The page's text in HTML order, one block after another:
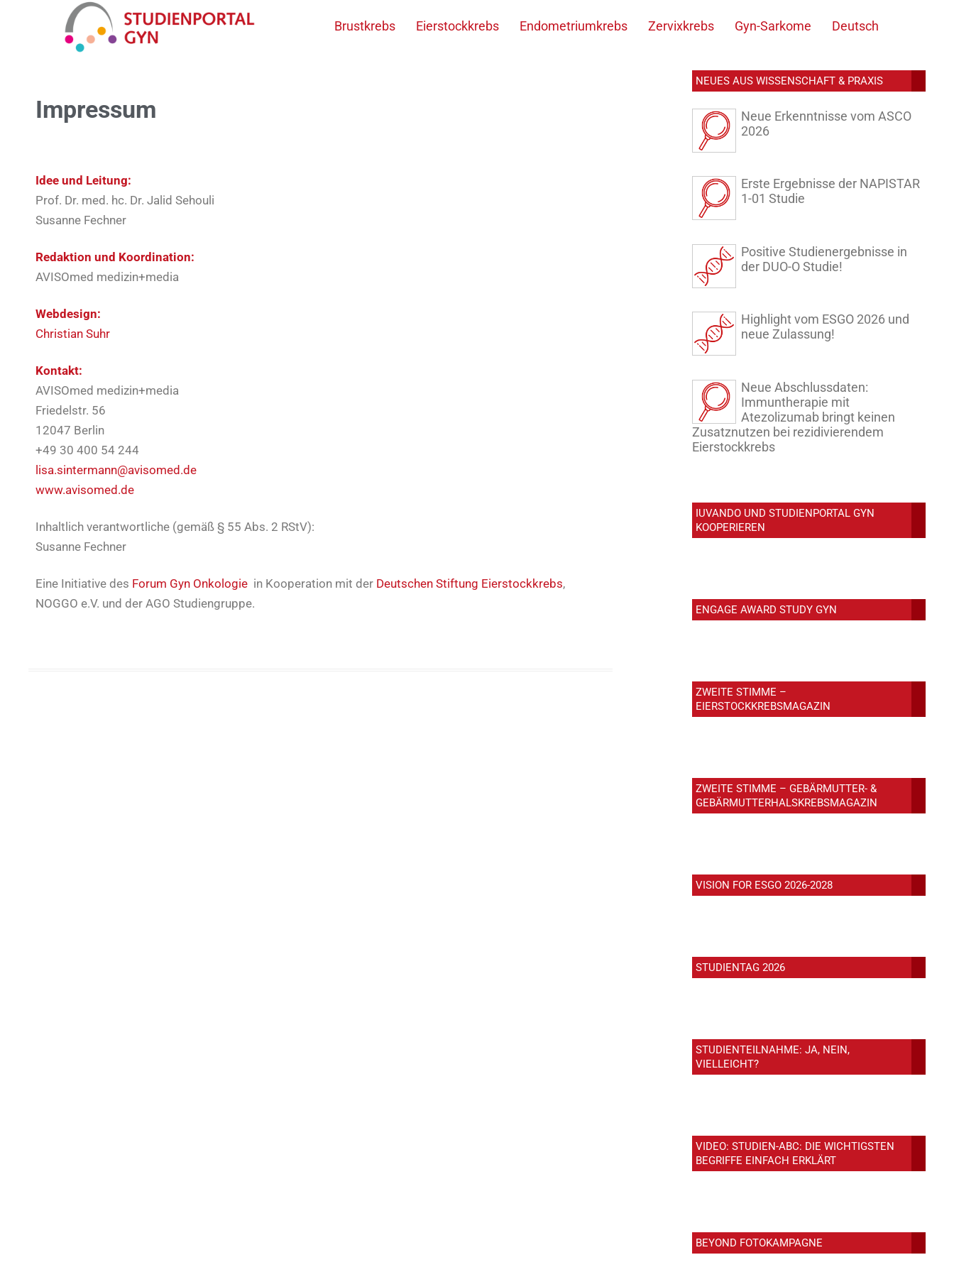
Brustkrebs Eierstockkrebs Endometriumkrebs Zervixkrebs Gyn-Sarkome Deutsch
Impressum
Idee und Leitung:
Prof. Dr. med. hc. Dr. Jalid Sehouli
Susanne Fechner
Redaktion und Koordination:
AVISOmed medizin+media
Webdesign:
Christian Suhr
Kontakt:
AVISOmed medizin+media
Friedelstr. 56
12047 Berlin
+49 30 400 54 244
lisa.sintermann@avisomed.de
www.avisomed.de
Inhaltlich verantwortliche (gemäß § 55 Abs. 2 RStV):
Susanne Fechner
Eine Initiative des Forum Gyn Onkologie in Kooperation mit der Deutschen Stiftung Eierstockkrebs,
NOGGO e.V. und der AGO Studiengruppe.
NEUES AUS WISSENSCHAFT & PRAXIS
Neue Erkenntnisse vom ASCO
2026
Erste Ergebnisse der NAPISTAR
1-01 Studie
Positive Studienergebnisse in
der DUO-O Studie!
Highlight vom ESGO 2026 und
neue Zulassung!
Neue Abschlussdaten:
Immuntherapie mit
Atezolizumab bringt keinen
Zusatznutzen bei rezidivierendem
Eierstockkrebs
IUVANDO UND STUDIENPORTAL GYN
KOOPERIEREN
ENGAGE AWARD STUDY GYN
ZWEITE STIMME –
EIERSTOCKKREBSMAGAZIN
ZWEITE STIMME – GEBÄRMUTTER- &
GEBÄRMUTTERHALSKREBSMAGAZIN
VISION FOR ESGO 2026-2028
STUDIENTAG 2026
STUDIENTEILNAHME: JA, NEIN,
VIELLEICHT?
VIDEO: STUDIEN-ABC: DIE WICHTIGSTEN
BEGRIFFE EINFACH ERKLÄRT
BEYOND FOTOKAMPAGNE